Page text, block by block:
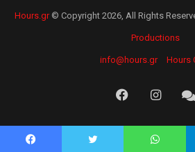
Hours.gr© Copyright 2026, All Rights
Productions
info@hours.gr Hours
Facebook